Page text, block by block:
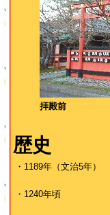
拝殿前
歴史
・1189年（文治5年）
・1240年頃